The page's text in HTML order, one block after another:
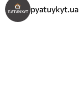
pyatuykyt.ua